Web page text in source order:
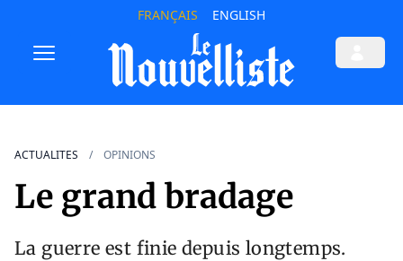
FRANÇAIS ENGLISH
ACTUALITES OPINIONS
Le grand bradage
La guerre est finie depuis longtemps.